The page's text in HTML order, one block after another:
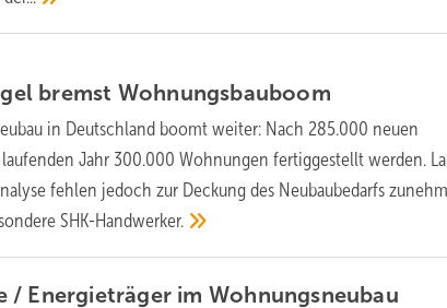
bremst Wohnungsbauboom
in Deutschland boomt weiter: Nach 285.000 neuen
Jahr 300.000 Wohnungen fertiggestellt werden.
fehlen jedoch zur Deckung des Neubaubedarfs
SHK-Handwerker.
/ Energieträger im Wohnungsneubau